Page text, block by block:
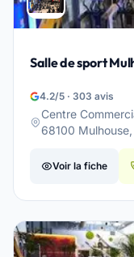
Salle de sport
4.2/5 · 303 avis
Centre
68100
Voir la fiche